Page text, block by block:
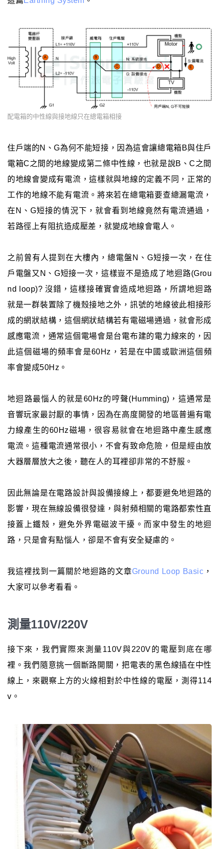
配電箱的中性線與接地線只在總電箱相接
住戶端的N、G為何不能短接，因為這會讓總電箱B與住戶
電箱C之間的地線變成第二條中性線，也就是說B、C之間
的地線會變成有電流，這樣就與地線的定義不同，正常的
工作的地線不能有電流。將來若在總電箱要查總漏電流，
在N、G短接的情況下，就會看到地線竟然有電流通過，
若路徑上有阻抗造成壓差，就變成地線會電人。
之前曾有人提到在大樓內，總電盤N、G短接一次，在住
戶電盤又N、G短接一次，這樣豈不是造成了地迴路(Grou
nd loop)? 沒錯，這樣接確實會造成地迴路，所謂地迴路
就是一群裝置除了機殼接地之外，訊號的地線彼此相接形
成的網狀結構，這個網狀結構若有電磁場通過，就會形成
感應電流，通常這個電場會是台電布建的電力線來的，因
此這個磁場的頻率會是60Hz，若是在中國或歐洲這個頻
率會變成50Hz。
地迴路最惱人的就是60Hz的哼聲(Humming)，這通常是
音響玩家最討厭的事情，因為在高度開發的地區普遍有電
力線產生的60Hz磁場，很容易就會在地迴路中產生感應
電流。這種電流通常很小，不會有致命危險，但是經由放
大器層層放大之後，聽在人的耳裡卻非常的不舒服。
因此無論是在電路設計與設備接線上，都要避免地迴路的
影響，現在無線設備很發達，與射頻相關的電路都索性直
接蓋上鐵殼，避免外界電磁波干擾。而家中發生的地迴
路，只是會有點惱人，卻是不會有安全疑慮的。
我這裡找到一篇關於地迴路的文章Ground Loop Basic ，
大家可以參考看看。
測量110V/220V
接下來，我們實際來測量110V與220V的電壓到底在哪
裡。我們隨意挑一個斷路開關，把電表的黑色線插在中性
線上，來觀察上方的火線相對於中性線的電壓，測得114
v。